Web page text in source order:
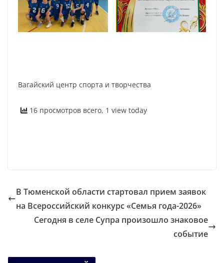
Вагайский центр спорта и творчества
16 просмотров всего, 1 view today
В Тюменской области стартовал прием заявок
на Всероссийский конкурс «Семья года-2026»
Сегодня в селе Супра произошло знаковое
событие